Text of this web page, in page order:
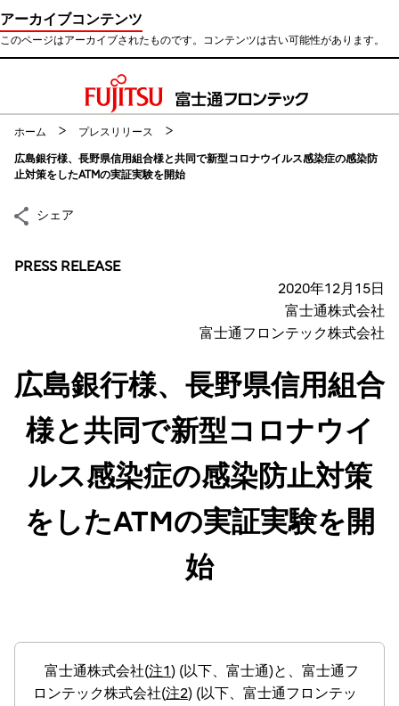
アーカイブコンテンツ
このページはアーカイブされたものです。コンテンツは古い可能性があります。
このページの本文へ移動
ホーム プレスリリース
広島銀行様、長野県信用組合様と共同で新型コロナウイルス感染症の感染防
止対策をしたATMの実証実験を開始
シェア
PRESS RELEASE
2020年12月15日
富士通株式会社
富士通フロンテック株式会社
広島銀行様、長野県信用組合
様と共同で新型コロナウイ
ルス感染症の感染防止対策
をしたATMの実証実験を開
始
富士通株式会社(注1) (以下、富士通)と、富士通フ
ロンテック株式会社(注2) (以下、富士通フロンテッ